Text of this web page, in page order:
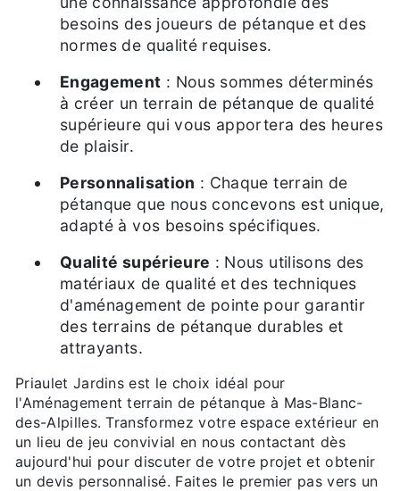
besoins des joueurs de pétanque et des
normes de qualité requises.
Engagement : Nous sommes déterminés
à créer un terrain de pétanque de qualité
supérieure qui vous apportera des heures
de plaisir.
Personnalisation : Chaque terrain de
pétanque que nous concevons est unique,
adapté à vos besoins spécifiques.
Qualité supérieure : Nous utilisons des
matériaux de qualité et des techniques
d'aménagement de pointe pour garantir
des terrains de pétanque durables et
attrayants.
Priaulet Jardins est le choix idéal pour
l'Aménagement terrain de pétanque à Mas-Blanc-
des-Alpilles. Transformez votre espace extérieur en
un lieu de jeu convivial en nous contactant dès
aujourd'hui pour discuter de votre projet et obtenir
un devis personnalisé. Faites le premier pas vers un